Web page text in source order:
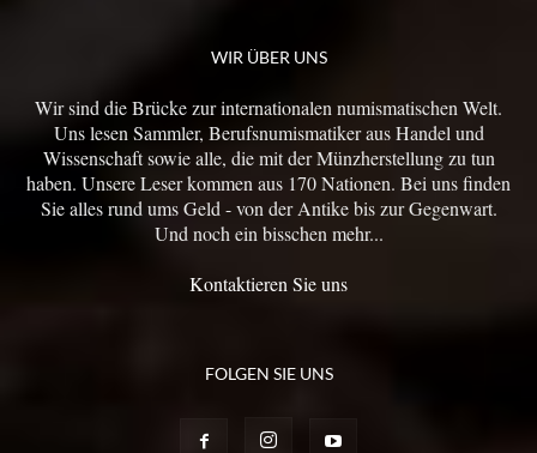
WIR ÜBER UNS
Wir sind die Brücke zur internationalen numismatischen Welt.
Uns lesen Sammler, Berufsnumismatiker aus Handel und
Wissenschaft sowie alle, die mit der Münzherstellung zu tun
haben. Unsere Leser kommen aus 170 Nationen. Bei uns finden
Sie alles rund ums Geld - von der Antike bis zur Gegenwart.
Und noch ein bisschen mehr...
Kontaktieren Sie uns
FOLGEN SIE UNS